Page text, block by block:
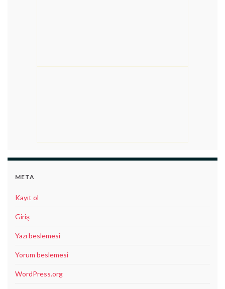
META
Kayıt ol
Giriş
Yazı beslemesi
Yorum beslemesi
WordPress.org